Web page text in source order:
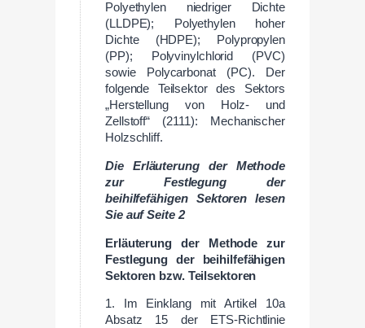
Polyethylen niedriger Dichte
(LLDPE); Polyethylen hoher
Dichte (HDPE); Polypropylen
(PP); Polyvinylchlorid (PVC)
sowie Polycarbonat (PC). Der
folgende Teilsektor des Sektors
„Herstellung von Holz- und
Zellstoff“ (2111): Mechanischer
Holzschliff.
Die Erläuterung der Methode
zur Festlegung der
beihilfefähigen Sektoren lesen
Sie auf Seite 2
Erläuterung der Methode zur
Festlegung der beihilfefähigen
Sektoren bzw. Teilsektoren
1. Im Einklang mit Artikel 10a
Absatz 15 der ETS-Richtlinie